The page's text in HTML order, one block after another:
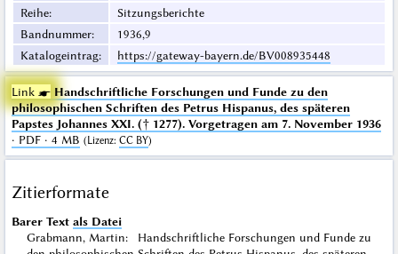
Reihe:
Sitzungsberichte
Bandnummer:
1936,9
Katalogeintrag: https://gateway-bayern.de/BV008935448
Link ☛ Handschriftliche Forschungen und Funde zu den
philosophischen Schriften des Petrus Hispanus, des späteren
Papstes Johannes XXI. († 1277). Vorgetragen am 7. November 1936
· PDF · 4 MB (Lizenz: CC BY)
Zitierformate
Barer Text als Datei
Grabmann, Martin: Handschriftliche Forschungen und Funde zu